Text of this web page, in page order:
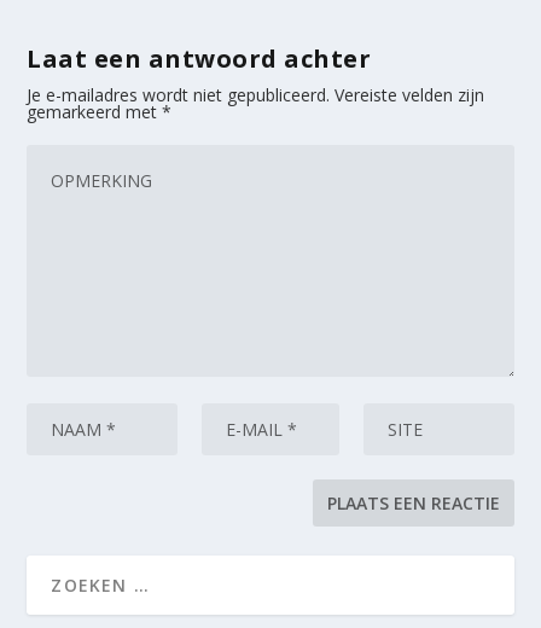
Laat een antwoord achter
Je e-mailadres wordt niet gepubliceerd. Vereiste velden zijn
gemarkeerd met*